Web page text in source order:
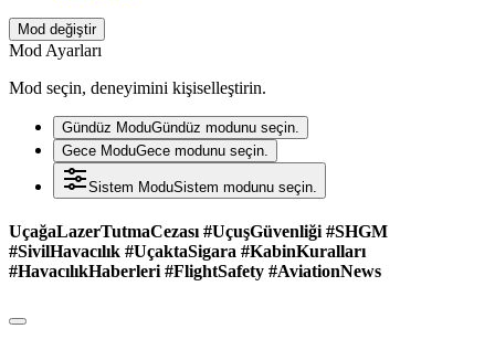
Mod değiştir
Mod Ayarları
Mod seçin, deneyimini kişiselleştirin.
Gündüz ModuGündüz modunu seçin.
Gece ModuGece modunu seçin.
Sistem ModuSistem modunu seçin.
UçağaLazerTutmaCezası #UçuşGüvenliği #SHGM
#SivilHavacılık #UçaktaSigara #KabinKuralları
#HavacılıkHaberleri #FlightSafety #AviationNews